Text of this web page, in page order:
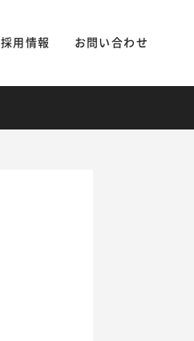
採用情報 お問い合わせ